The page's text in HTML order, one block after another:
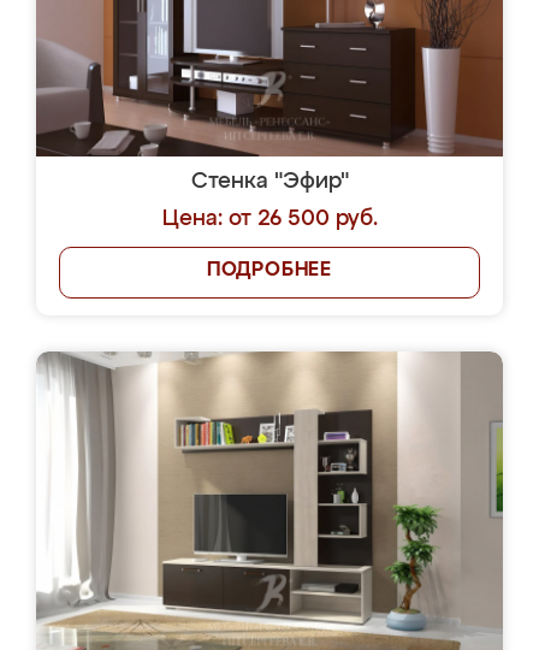
Стенка "Эфир"
Цена: от 26 500 руб.
ПОДРОБНЕЕ